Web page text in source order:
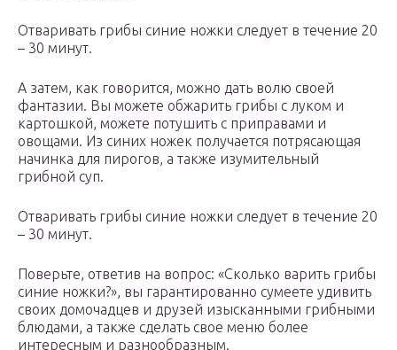
Отваривать грибы синие ножки следует в течение 20
– 30 минут.
А затем, как говорится, можно дать волю своей
фантазии. Вы можете обжарить грибы с луком и
картошкой, можете потушить с приправами и
овощами. Из синих ножек получается потрясающая
начинка для пирогов, а также изумительный
грибной суп.
Отваривать грибы синие ножки следует в течение 20
– 30 минут.
Поверьте, ответив на вопрос: «Сколько варить грибы
синие ножки?», вы гарантированно сумеете удивить
своих домочадцев и друзей изысканными грибными
блюдами, а также сделать свое меню более
интересным и разнообразным.